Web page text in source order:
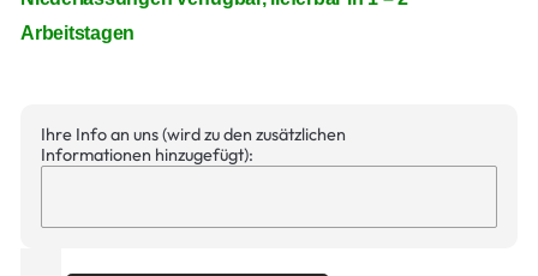
Arbeitstagen
Ihre Info an uns (wird zu den zusätzlichen
Informationen hinzugefügt):